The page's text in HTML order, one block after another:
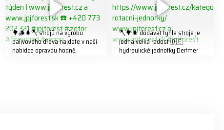
🌳🪵🌲🪓 strojů na výrobu
palivového dřeva najdete v naší
nabídce opravdu hodně,
🪓🌳🌲 dodávat tyhle stroje je
jedna velká radost 🇩🇪
hydraulické jednotky Deitmer